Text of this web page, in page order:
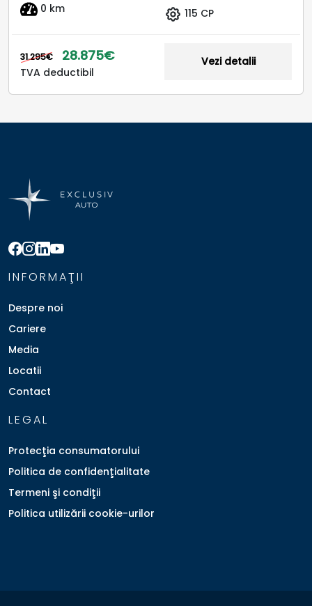
0 km
115 CP
31.295€ 28.875€
TVA deductibil
Vezi detalii
INFORMAŢII
Despre noi
Cariere
Media
Locatii
Contact
LEGAL
Protecţia consumatorului
Politica de confidenţialitate
Termeni şi condiţii
Politica utilizării cookie-urilor